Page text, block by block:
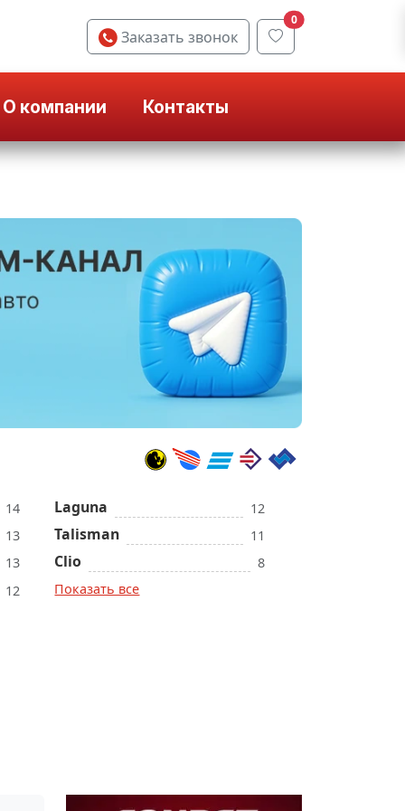
Заказать звонок
0
О компании Контакты
14
13
13
12
Laguna 12
Talisman 11
Clio
8
Показать все